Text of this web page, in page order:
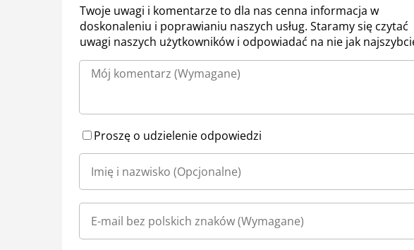
Twoje uwagi i komentarze to dla nas cenna informacja w
doskonaleniu i poprawianiu naszych usług. Staramy się czytać
uwagi naszych użytkowników i odpowiadać na nie jak
Proszę o udzielenie odpowiedzi